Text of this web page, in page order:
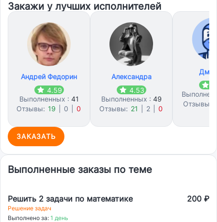
Закажи у лучших исполнителей
Андрей Федорин
4.59
Выполненных : 41
Отзывы: 19 0 0
Александра
4.53
Выполненных : 49
Отзывы: 21 2 0
Отзывы:
ЗАКАЗАТЬ
Выполненные заказы по теме
Решить 2 задачи по математике 200 ₽
Решение задач
Выполнено за: 1 день